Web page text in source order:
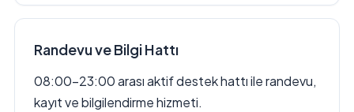
Randevu ve Bilgi Hattı
08:00–23:00 arası aktif destek hattı ile randevu,
kayıt ve bilgilendirme hizmeti.